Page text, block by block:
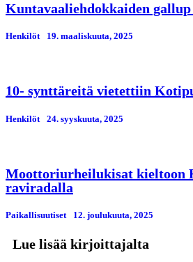
Kuntavaaliehdokkaiden gallup
Henkilöt 19. maaliskuuta, 2025
10- synttäreitä vietettiin
Henkilöt 24. syyskuuta, 2025
Moottoriurheilukisat kieltoon
raviradalla
Paikallisuutiset 12. јoulukuuta, 2025
Lue lisää kirjoittajalta